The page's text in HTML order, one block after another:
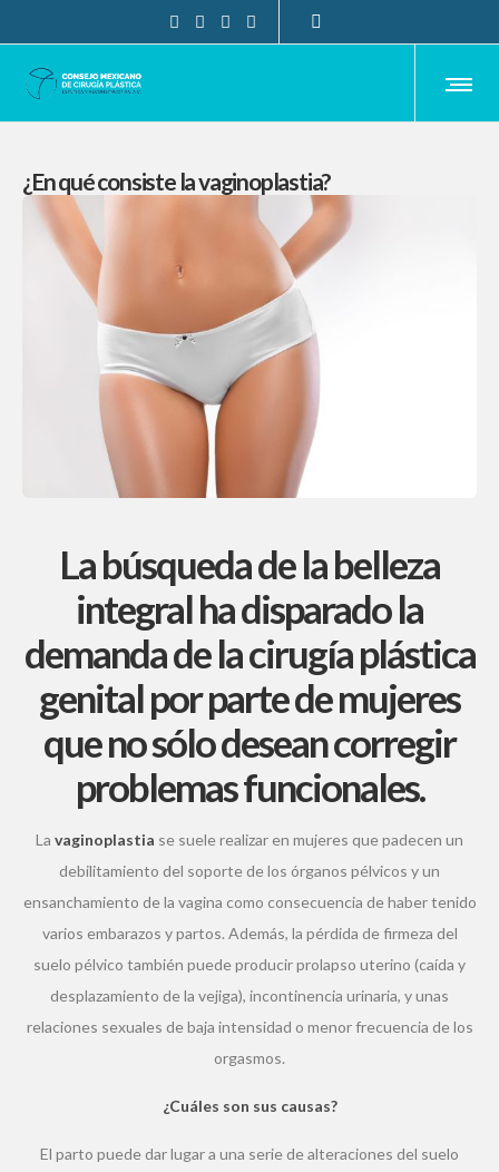
¿En qué consiste la vaginoplastia?
La búsqueda de la belleza
integral ha disparado la
demanda de la cirugía plástica
genital por parte de mujeres
que no sólo desean corregir
problemas funcionales.
La vaginoplastia se suele realizar en mujeres que padecen un
debilitamiento del soporte de los órganos pélvicos y un
ensanchamiento de la vagina como consecuencia de haber tenido
varios embarazos y partos. Además, la pérdida de firmeza del
suelo pélvico también puede producir prolapso uterino (caída y
desplazamiento de la vejiga), incontinencia urinaria, y unas
relaciones sexuales de baja intensidad o menor frecuencia de los
orgasmos.
¿Cuáles son sus causas?
El parto puede dar lugar a una serie de alteraciones del suelo